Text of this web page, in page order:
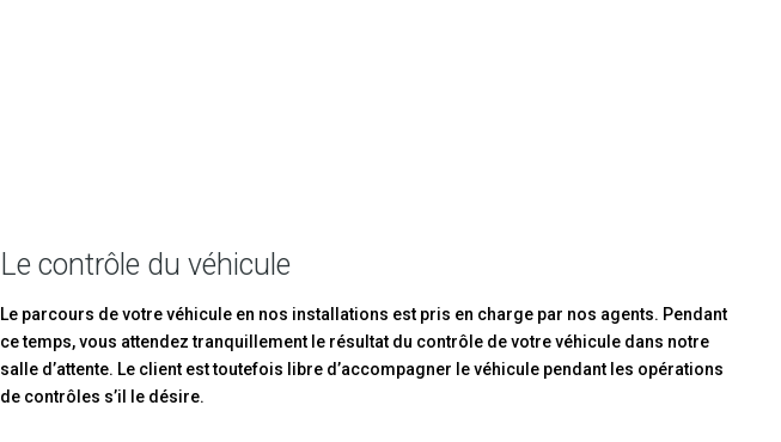
Le contrôle du véhicule
Le parcours de votre véhicule en nos installations est pris en charge par nos agents. Pendant
ce temps, vous attendez tranquillement le résultat du contrôle de votre véhicule dans notre
salle d’attente. Le client est toutefois libre d’accompagner le véhicule pendant les opérations
de contrôles s’il le désire.